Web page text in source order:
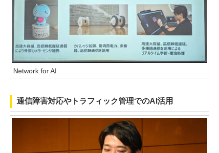
Network for AI
通信障害対応やトラフィック管理でのAI活用